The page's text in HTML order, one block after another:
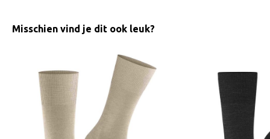
Misschien vind je dit ook leuk?